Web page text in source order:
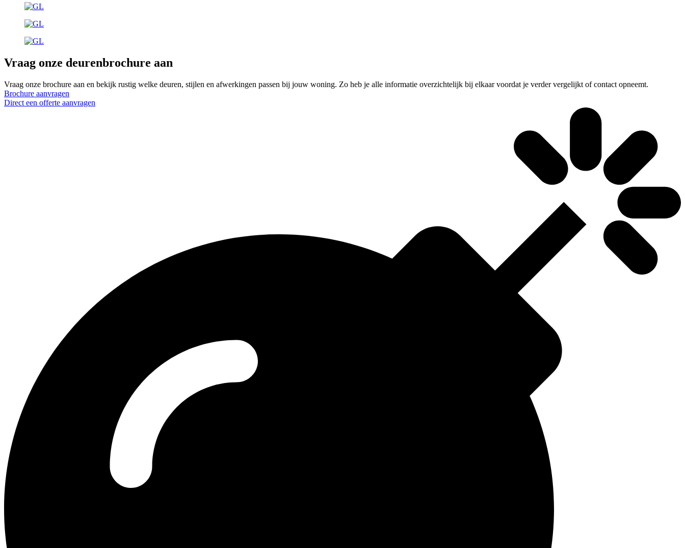
Vraag onze deurenbrochure aan
Vraag onze brochure aan en bekijk rustig welke deuren, stijlen en afwerkingen passen bij jouw woning. Zo heb je alle informatie overzichtelijk bij elkaar voordat je verder vergelijkt of contact opneemt.
Brochure aanvragen
Direct een offerte aanvragen